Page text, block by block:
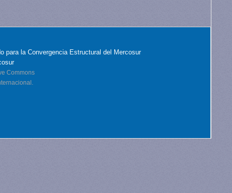
para la Convergencia Estructural del Mercosur
Commons